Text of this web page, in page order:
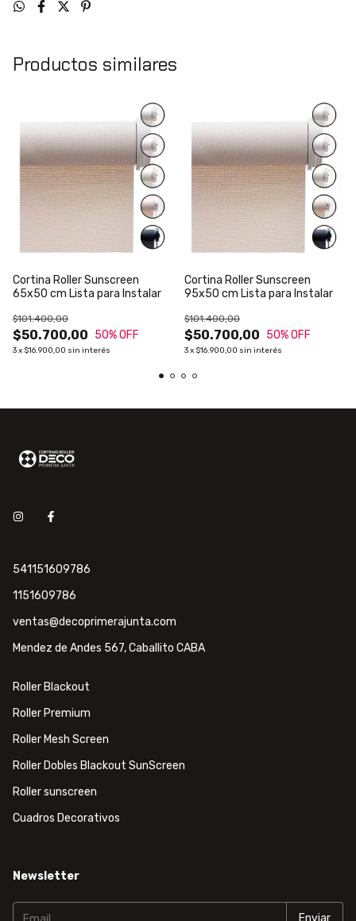
Productos similares
Cortina Roller Sunscreen
65x50 cm Lista para Instalar
$50.700,00
$101.400,00
50% OFF
3x $16.900,00 sin interés
Cortina Roller Sunscreen
95x50 cm Lista para Instalar
$50.700,00
$101.400,00
50% OFF
3x $16.900,00 sin interés
541151609786
1151609786
ventas@decoprimerajunta.com
Mendez de Andes 567, Caballito CABA
Roller Blackout
Roller Premium
Roller Mesh Screen
Roller Dobles Blackout SunScreen
Roller sunscreen
Cuadros Decorativos
Newsletter